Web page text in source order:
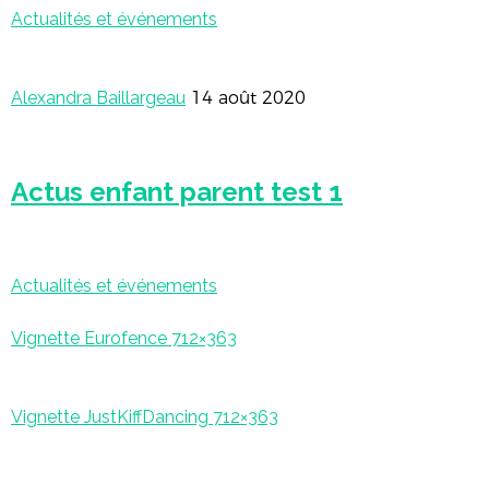
Actualités et événements
Alexandra Baillargeau 14 août 2020
Actus enfant parent test 1
Actualités et événements
Vignette Eurofence 712×363
Vignette JustKiffDancing 712×363